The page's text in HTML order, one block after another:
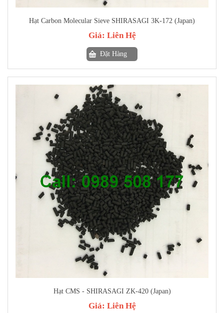
Hạt Carbon Molecular Sieve SHIRASAGI 3K-172 (Japan)
Giá: Liên Hệ
Đặt Hàng
Hạt CMS - SHIRASAGI ZK-420 (Japan)
Giá: Liên Hệ